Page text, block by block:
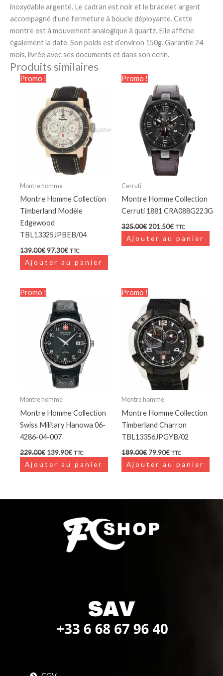
inoxydable argenté. Le cadran est noir et le bracelet argent
accompagné d’une fermeture à boucle déployante. Cette
montre est à mouvement analogique à quartz. Elle affiche
également la date. Son poids est d’environ 150g. Garantie 24
mois, livrée avec ses documents et dans son écrin.
Produits similaires
Promo !
Montre homme
Montre Homme Collection
Timberland Modèle
Edgewood
TBL13325JPBEB/04
139.00€
initial
était :
139.00€.
97.30€
prix
actuel
est :
97.30€.
TTC
Ajouter au panier
Promo !
Cerruti
Montre Homme Collection
Cerruti 1881 CRA088G223G
325.00€
prix
initial
était :
325.00€.
201.50€
prix
actuel
est :
201.50€.
TTC
Ajouter au panier
Promo !
Montre homme
Montre Homme Collection
Swiss Military Hanowa 06-
4286-04-007
229.00€
prix
initial
était :
229.00€.
139.90€
prix
actuel
est :
139.90€.
TTC
Ajouter au panier
Promo !
Montre homme
Montre Homme Collection
Timberland Charron
TBL13356JPGYB/02
189.00€
prix
initial
était :
189.00€.
79.90€
prix
actuel
est :
79.90€.
TTC
Ajouter au panier